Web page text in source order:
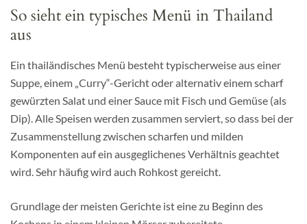
So sieht ein typisches Menü in Thailand
aus
Ein thailändisches Menü besteht typischerweise aus einer
Suppe, einem „Curry“-Gericht oder alternativ einem scharf
gewürzten Salat und einer Sauce mit Fisch und Gemüse (als
Dip). Alle Speisen werden zusammen serviert, so dass bei der
Zusammenstellung zwischen scharfen und milden
Komponenten auf ein ausgeglichenes Verhältnis geachtet
wird. Sehr häufig wird auch Rohkost gereicht.
Grundlage der meisten Gerichte ist eine zu Beginn des